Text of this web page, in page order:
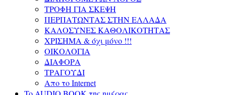
ΤΡΟΦΗ ΓΙΑ ΣΚΕΨΗ
ΠΕΡΠΑΤΩΝΤΑΣ ΣΤΗΝ ΕΛΛΑΔΑ
ΚΑΛΟΣΥΝΕΣ ΚΑΘΟΛΙΚΟΤΗΤΑΣ
ΧΡΙΣΗΜΑ & όχι μόνο !!!
ΟΙΚΟΛΟΓΙΑ
ΔΙΑΦΟΡΑ
ΤΡΑΓΟΥΔΙ
Απο το Internet